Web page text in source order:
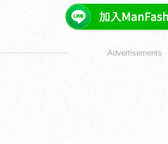
Advertisements